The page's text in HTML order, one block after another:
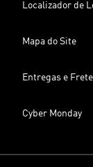
Localizador de
Mapa do Site
Entregas e Frete
Cyber Monday